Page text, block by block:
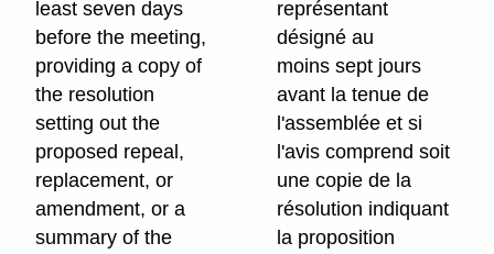
least seven days
before the meeting,
providing a copy of
the resolution
setting out the
proposed repeal,
replacement, or
amendment, or a
summary of the
représentant
désigné au
moins sept jours
avant la tenue de
l'assemblée et si
l'avis comprend soit
une copie de la
résolution indiquant
la proposition